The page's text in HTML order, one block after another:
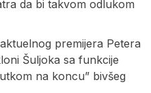
da bi takvom odlukom
premijera Petera
Šuljoka sa funkcije
na koncu” bivšeg